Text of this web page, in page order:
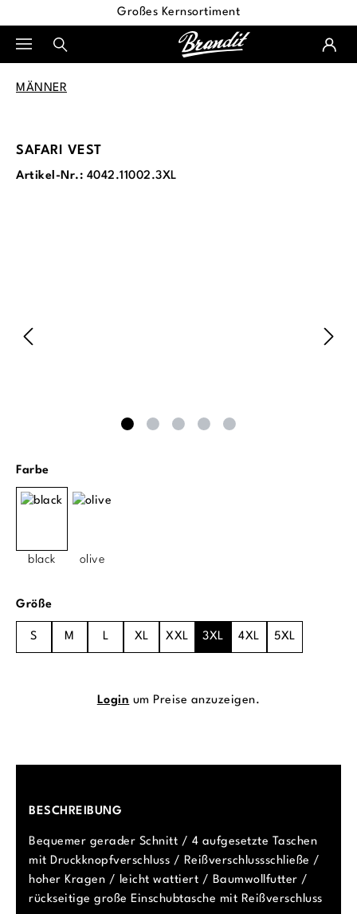
Großes Kernsortiment
MÄNNER
SAFARI VEST
Artikel-Nr.: 4042.11002.3XL
Farbeauswählen
black olive
Größeauswählen
S M L XL XXL 3XL 4XL 5XL
Login um Preise anzuzeigen.
BESCHREIBUNG
Bequemer gerader Schnitt / 4 aufgesetzte Taschen
mit Druckknopfverschluss / Reißverschlussschließe /
hoher Kragen / leicht wattiert / Baumwollfutter /
rückseitige große Einschubtasche mit Reißverschluss